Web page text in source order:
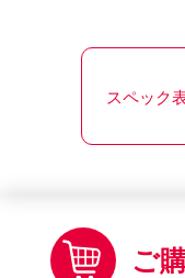
スペック
ご